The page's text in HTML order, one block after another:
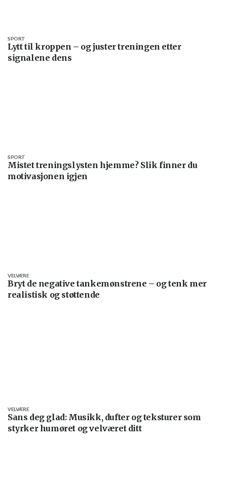
Lytt til kroppen – og juster treningen etter
signalene dens
SPORT
Mistet treningslysten hjemme? Slik finner du
motivasjonen igjen
SPORT
Bryt de negative tankemønstrene – og tenk mer
realistisk og støttende
VELVÆRE
Sans deg glad: Musikk, dufter og teksturer som
styrker humøret og velværet ditt
VELVÆRE